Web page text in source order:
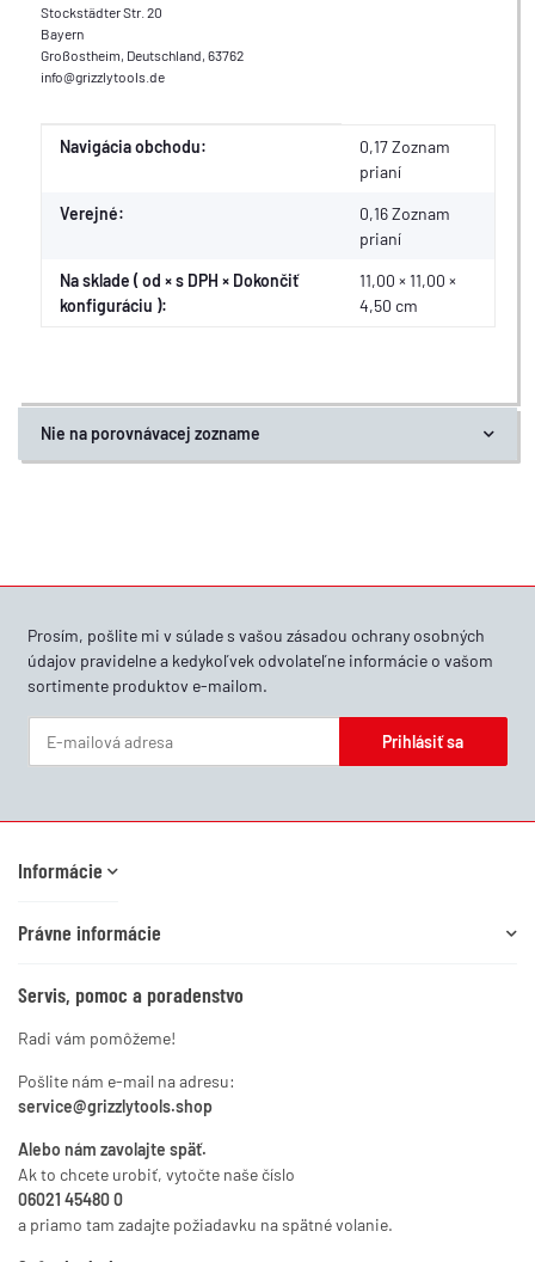
Stockstädter Str. 20
Bayern
Großostheim, Deutschland, 63762
info@grizzlytools.de
Ďalšia konfiguračná skupina
na ďalšiu položku
Navigácia obchodu:
0,17 Zoznam
prianí
Verejné: 0,16Zoznam
prianí
Na sklade ( od × s DPH × Dokončiť
konfiguráciu ):
11,00 × 11,00 ×
4,50 cm
Nie na porovnávacej zozname
Prosím, pošlite mi v súlade s vašou zásadou ochrany osobných
údajov pravidelne a kedykoľvek odvolateľne informácie o vašom
sortimente produktov e-mailom.
Prihlásiť sa
Informácie
Právne informácie
Servis, pomoc a poradenstvo
Radi vám pomôžeme!
Pošlite nám e-mail na adresu:
service@grizzlytools.shop
Alebo nám zavolajte späť.
Ak to chcete urobiť, vytočte naše číslo
06021 45480 0
a priamo tam zadajte požiadavku na spätné volanie.